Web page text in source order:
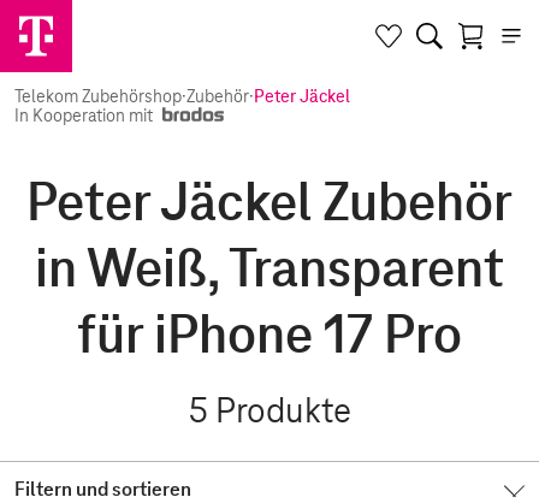
Telekom Zubehörshop·Zubehör·Peter Jäckel
In Kooperation mit
Peter Jäckel Zubehör
in Weiß, Transparent
für iPhone 17 Pro
5 Produkte
Filtern und sortieren